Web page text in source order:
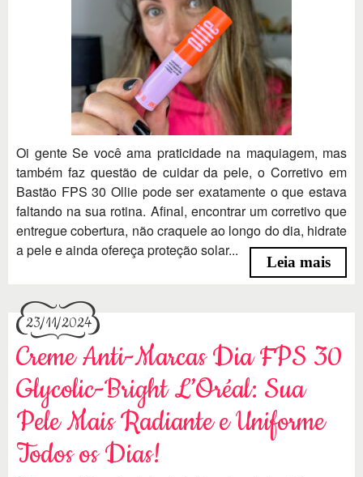
Oi gente Se você ama praticidade na maquiagem, mas
também faz questão de cuidar da pele, o Corretivo em
Bastão FPS 30 Ollie pode ser exatamente o que estava
faltando na sua rotina. Afinal, encontrar um corretivo que
entregue cobertura, não craquele ao longo do dia, hidrate
a pele e ainda ofereça proteção solar...
Leia mais
23/11/2024
Creme Anti-Marcas Dia FPS 30
Glycolic-Bright L’Oréal: Sua
Pele Mais Radiante e Uniforme
Todos os Dias!